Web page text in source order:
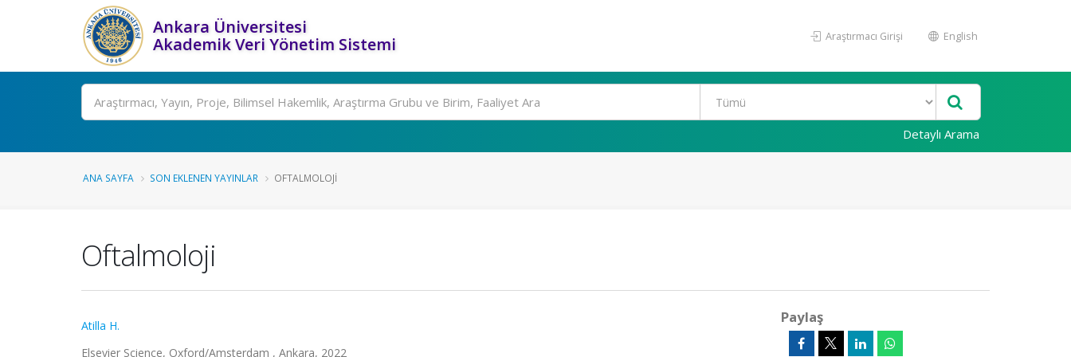
Ankara Üniversitesi
Akademik Veri Yönetim Sistemi
Araştırmacı Girişi English
Ara
Detaylı Arama
ANA SAYFA SON EKLENEN YAYINLAR OFTALMOLOJI
Oftalmoloji
Atilla H.
Elsevier Science, Oxford/Amsterdam , Ankara, 2022
Paylaş